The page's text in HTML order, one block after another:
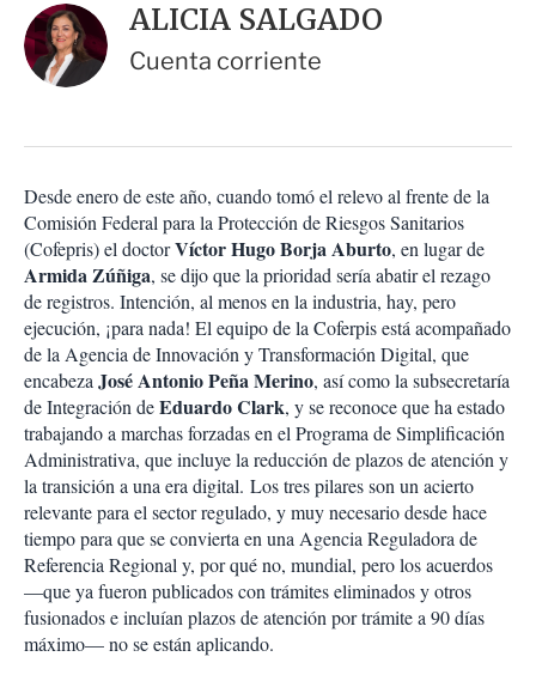
o
n
e
s
c
m
p
a
r
t
i
r
a
r
ALICIA SALGADO
Cuenta corriente
Desde enero de este año, cuando tomó el relevo al frente de la
Comisión Federal para la Protección de Riesgos Sanitarios
(Cofepris) el doctorVíctor Hugo Borja Aburto, en lugar de
Armida Zúñiga, se dijo que la prioridad sería abatir el rezago
de registros. Intención, al menos en la industria, hay, pero
ejecución, ¡para nada! El equipo de la Coferpis está acompañado
de la Agencia de Innovación y Transformación Digital, que
encabeza José Antonio Peña Merino, así como la subsecretaría
de Integración deEduardo Clark, y se reconoce que ha estado
trabajando a marchas forzadas en el Programa de Simplificación
Administrativa, que incluye la reducción de plazos de atención y
la transición a una era digital. Los tres pilares son un acierto
relevante para el sector regulado, y muy necesario desde hace
tiempo para que se convierta en una Agencia Reguladora de
Referencia Regional y, por qué no, mundial, pero los acuerdos
—que ya fueron publicados con trámites eliminados y otros
fusionados e incluían plazos de atención por trámite a 90 días
máximo— no se están aplicando.